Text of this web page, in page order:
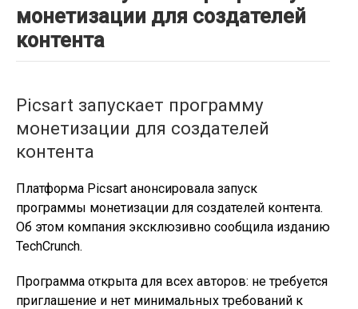
монетизации для создателей
контента
Picsart запускает программу
монетизации для создателей
контента
Платформа Picsart анонсировала запуск
программы монетизации для создателей контента.
Об этом компания эксклюзивно сообщила изданию
TechCrunch.
Программа открыта для всех авторов: не требуется
приглашение и нет минимальных требований к